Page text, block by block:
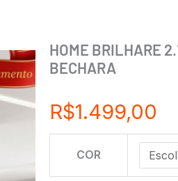
HOME BRILHARE
BECHARA
R$1.499,00
COR
HOME
BRILHARE